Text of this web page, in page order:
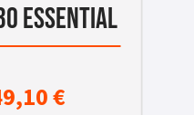
ESSENTIAL
€